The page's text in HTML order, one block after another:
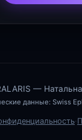
—
данные: Swiss
·